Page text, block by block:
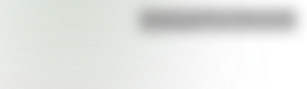
Bandera de Bolivia: historia, origen